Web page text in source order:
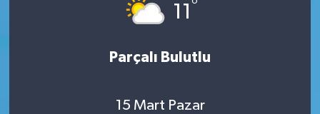
11°
Parçalı Bulutlu
15 Mart Pazar